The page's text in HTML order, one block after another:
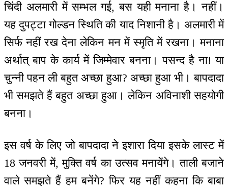
चिंदी अलमारी में सम्भल गई, बस यही मनाना है। नहीं।
यह दुपट्टा गोल्डन स्थिति की याद निशानी है। अलमारी में
सिर्फ नहीं रख देना लेकिन मन में स्मृति में रखना। मनाना
अर्थात् बाप के कार्य में जिम्मेवार बनना। पसन्द है ना! या
चुन्नी पहन ली बहुत अच्छा हुआ? अच्छा हुआ भी। बापदादा
भी समझते हैं बहुत अच्छा हुआ। लेकिन अविनाशी सहयोगी
बनना।
इस वर्ष के लिए जो बापदादा ने इशारा दिया इसके लास्ट में
18 जनवरी में, मुक्ति वर्ष का उत्सव मनायेंगे। ताली बजाने
वाले समझते हैं हम बनेंगे? फिर यह नहीं कहना कि बाबा